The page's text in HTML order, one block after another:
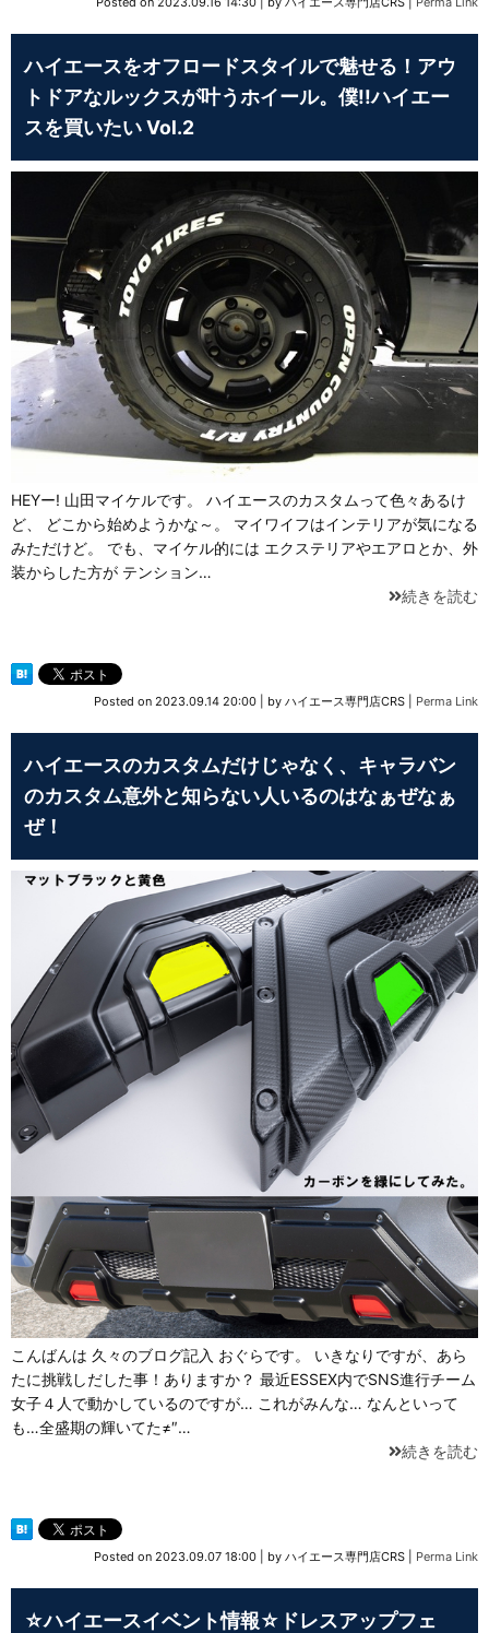
ハイエースをオフロードスタイルで魅せる！アウ
トドアなルックスが叶うホイール。僕!!ハイエー
スを買いたい Vol.2
HEYー! 山田マイケルです。 ハイエースのカスタムって色々あるけ
ど、 どこから始めようかな～。 マイワイフはインテリアが気になる
みただけど。 でも、マイケル的には エクステリアやエアロとか、外
装からした方が テンション…
続きを読む
Posted on 2023.09.14 20:00 by ハイエース専門店CRS Perma Link
ハイエースのカスタムだけじゃなく、キャラバン
のカスタム意外と知らない人いるのはなぁぜなぁ
ぜ！
こんばんは 久々のブログ記入 おぐらです。 いきなりですが、あら
たに挑戦しだした事！ありますか？ 最近ESSEX内でSNS進行チーム
女子４人で動かしているのですが… これがみんな… なんといって
も…全盛期の輝いてた≠″…
続きを読む
Posted on 2023.09.07 18:00 by ハイエース専門店CRS Perma Link
☆ハイエースイベント情報☆ドレスアップフェ